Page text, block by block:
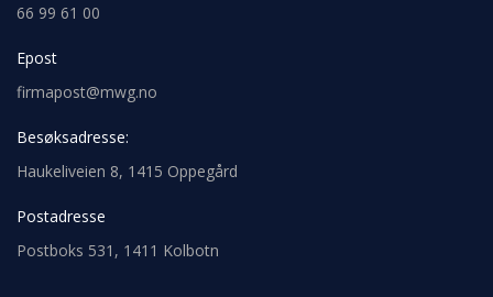
66 99 61 00
Epost
firmapost@mwg.no
Besøksadresse:
Haukeliveien 8, 1415 Oppegård
Postadresse
Postboks 531, 1411 Kolbotn